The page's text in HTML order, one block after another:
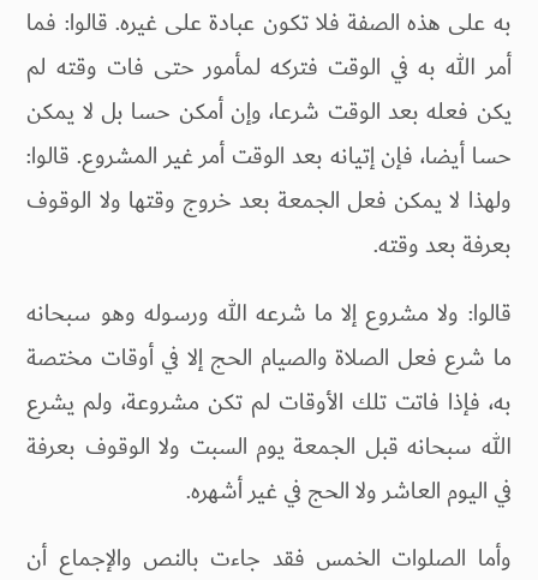
به على هذه الصفة فلا تكون عبادة على غيره. قالوا: فما
أمر الله به في الوقت فتركه لمأمور حتى فات وقته لم
يكن فعله بعد الوقت شرعا، وإن أمكن حسا بل لا يمكن
حسا أيضا، فإن إتيانه بعد الوقت أمر غير المشروع. قالوا:
ولهذا لا يمكن فعل الجمعة بعد خروج وقتها ولا الوقوف
بعرفة بعد وقته.
قالوا: ولا مشروع إلا ما شرعه الله ورسوله وهو سبحانه
ما شرع فعل الصلاة والصيام الحج إلا في أوقات مختصة
به، فإذا فاتت تلك الأوقات لم تكن مشروعة، ولم يشرع
الله سبحانه قبل الجمعة يوم السبت ولا الوقوف بعرفة
في اليوم العاشر ولا الحج في غير أشهره.
وأما الصلوات الخمس فقد جاءت بالنص والإجماع أن